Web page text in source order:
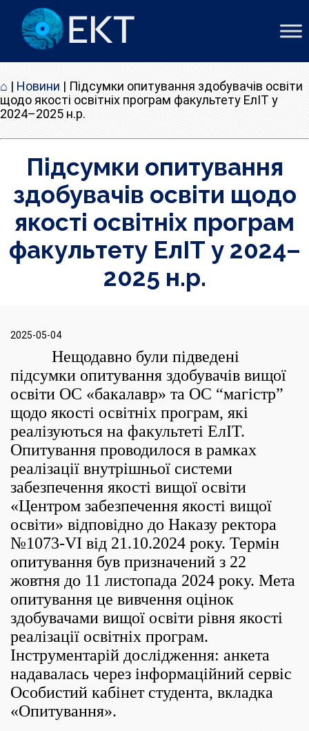
⌂ | Новини | Підсумки опитування здобувачів освіти
щодо якості освітніх програм факультету ЕлІТ у
2024–2025 н.р.
Підсумки опитування
здобувачів освіти щодо
якості освітніх програм
факультету ЕлІТ у 2024–
2025 н.р.
2025-05-04
Нещодавно були підведені
підсумки опитування здобувачів вищої
освіти ОС «бакалавр» та ОС “магістр”
щодо якості освітніх програм, які
реалізуються на факультеті ЕлІТ.
Опитування проводилося в рамках
реалізації внутрішньої системи
забезпечення якості вищої освіти
«Центром забезпечення якості вищої
освіти» відповідно до Наказу ректора
№1073-VI вiд 21.10.2024 року. Термін
опитування був призначений з 22
жовтня до 11 листопада 2024 року. Мета
опитування це вивчення оцінок
здобувачами вищої освіти рівня якості
реалізації освітніх програм.
Інструментарій дослідження: анкета
надавалась через інформаційний сервіс
Особистий кабінет студента, вкладка
«Опитування».